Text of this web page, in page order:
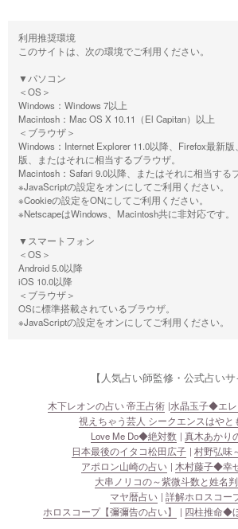
利用推奨環境
このサイトは、次の環境でご利用ください。
▼パソコン
＜OS＞
Windows：Windows 7以上
Macintosh：Mac OS X 10.11（El Capitan）以上
＜ブラウザ＞
Windows：Internet Explorer 11.0以降、Firefox最新
版、またはそれに相当するブラウザ。
Macintosh：Safari 9.0以降、またはそれに相当する
※JavaScriptの設定をオンにしてご利用ください。
※Cookieの設定をONにしてご利用ください。
※NetscapeはWindows、Macintosh共に非対応です。
▼スマートフォン
＜OS＞
Android 5.0以降
iOS 10.0以降
＜ブラウザ＞
OSに標準搭載されているブラウザ。
※JavaScriptの設定をオンにしてご利用ください。
【人気占い師監修・公式占いサ
木下レオンの占い 帝王占術 水晶玉子◆エ
視えちゃう芸人 シークエンスはやと
Love Me Do◆絶対数
真木あかり
日本最後のイタコ松田広子
村野弘味
アポロン山崎の占い
木村藤子◆幸
大串ノリコの～紫微斗数と姓名
マヤ暦占い
詳解ホロスコー
ホロスコープ【彌彌告の占い】
四柱推命◆